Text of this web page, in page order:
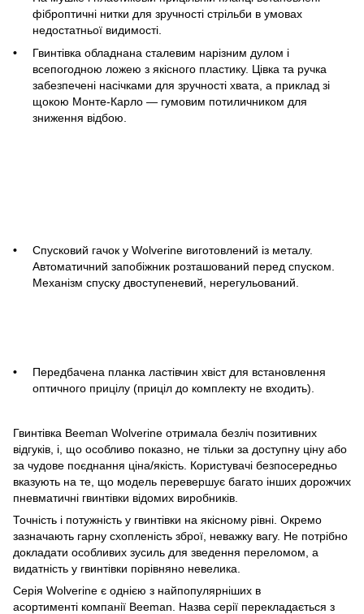
фіброптичні нитки для зручності стрільби в умовах
недостатньої видимості.
Гвинтівка обладнана сталевим нарізним дулом і
всепогодною ложею з якісного пластику. Цівка та ручка
забезпечені насічками для зручності хвата, а приклад зі
щокою Монте-Карло — гумовим потиличником для
зниження відбою.
Спусковий гачок у Wolverine виготовлений із металу.
Автоматичний запобіжник розташований перед спуском.
Механізм спуску двоступеневий, нерегульований.
Передбачена планка ластівчин хвіст для встановлення
оптичного прицілу (приціл до комплекту не входить).
Гвинтівка Beeman Wolverine отримала безліч позитивних
відгуків, і, що особливо показно, не тільки за доступну ціну або
за чудове поєднання ціна/якість. Користувачі безпосередньо
вказують на те, що модель перевершує багато інших дорожчих
пневматичні гвинтівки відомих виробників.
Точність і потужність у гвинтівки на якісному рівні. Окремо
зазначають гарну схопленість зброї, неважку вагу. Не потрібно
докладати особливих зусиль для зведення переломом, а
видатність у гвинтівки порівняно невелика.
Серія Wolverine є однією з найпопулярніших в
асортименті компанії Beeman. Назва серії перекладається з